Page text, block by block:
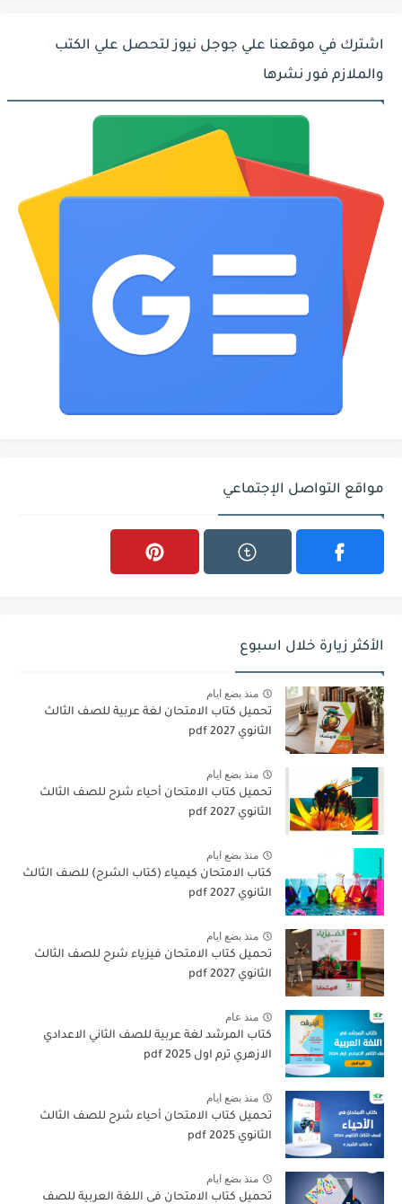
اشترك في موقعنا علي جوجل نيوز لتحصل علي الكتب
والملازم فور نشرها
مواقع التواصل الإجتماعي
الأكثر زيارة خلال اسبوع
منذ بضع ايام
تحميل كتاب الامتحان لغة عربية للصف الثالث
الثانوي 2027 pdf
منذ بضع ايام
تحميل كتاب الامتحان أحياء شرح للصف الثالث
الثانوي 2027 pdf
منذ بضع ايام
كتاب الامتحان كيمياء (كتاب الشرح) للصف الثالث
الثانوي pdf 2027
منذ بضع ايام
تحميل كتاب الامتحان فيزياء شرح للصف الثالث
الثانوي 2027 pdf
منذ عام
كتاب المرشد لغة عربية للصف الثاني الاعدادي
الازهري ترم اول 2025 pdf
منذ بضع ايام
تحميل كتاب الامتحان أحياء شرح للصف الثالث
الثانوي 2025 pdf
منذ بضع ايام
تحميل كتاب الامتحان فى اللغة العربية للصف